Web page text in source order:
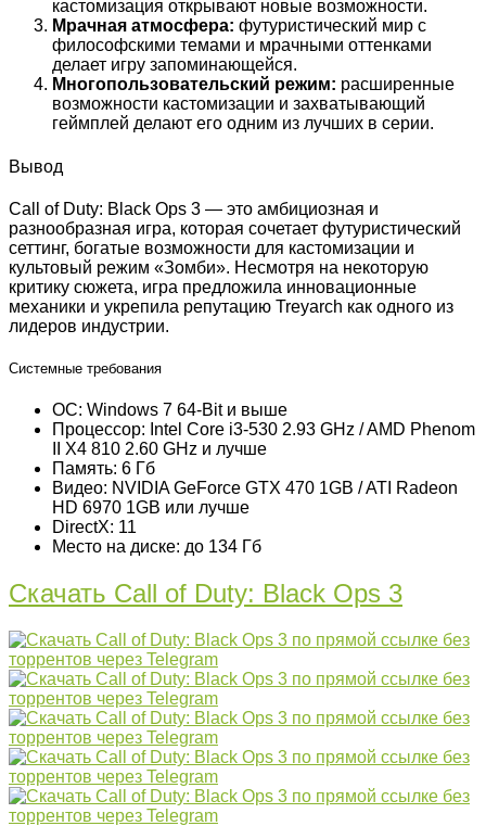
кастомизация открывают новые возможности.
Мрачная атмосфера: футуристический мир с
философскими темами и мрачными оттенками
делает игру запоминающейся.
Многопользовательский режим: расширенные
возможности кастомизации и захватывающий
геймплей делают его одним из лучших в серии.
Вывод
Call of Duty: Black Ops 3 — это амбициозная и
разнообразная игра, которая сочетает футуристический
сеттинг, богатые возможности для кастомизации и
культовый режим «Зомби». Несмотря на некоторую
критику сюжета, игра предложила инновационные
механики и укрепила репутацию Treyarch как одного из
лидеров индустрии.
Системные требования
ОС: Windows 7 64-Bit и выше
Процессор: Intel Core i3-530 2.93 GHz / AMD Phenom
II X4 810 2.60 GHz и лучше
Память: 6 Гб
Видео: NVIDIA GeForce GTX 470 1GB / ATI Radeon
HD 6970 1GB или лучше
DirectX: 11
Место на диске: до 134 Гб
Скачать Call of Duty: Black Ops 3